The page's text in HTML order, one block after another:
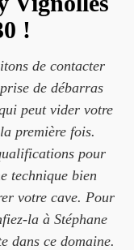
!
de contacter
de débarras
peut vider votre
première fois.
pour
technique bien
votre cave. Pour
la à Stéphane
dans ce domaine.